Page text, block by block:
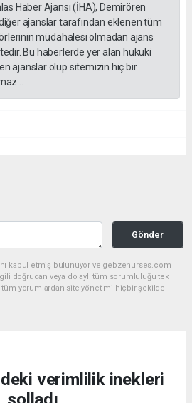
Haber Ajansı (İHA), Demirören
ajanslar tarafından eklenen tüm
müdahalesi olmadan ajans
Bu haberlerde yer alan hukuki
ajanslar olup sitemizin hiç bir
Gönder
kabul etmiş bulunuyor ve gebzehurses.com
doğrudan veya dolaylı tüm sorumluluğu tek
tüm yorumlardan site yönetimi hiçbir şekilde
verimlilik inekleri